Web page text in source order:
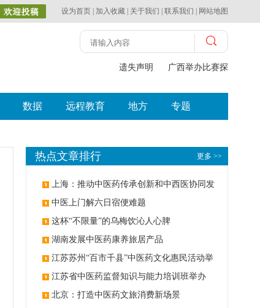
设为首页 加入收藏 关于我们 联系我们 网站地图
遗失声明 广西举办比赛探索中（
数据 远程教育 地方 专题
更多 >>
热点文章排行
上海：推动中医药传承创新和中西医协同发
展 中医上门解六日宿便难题
这杯“不限量”的乌梅饮沁人心脾
湖南发展中医药康养旅居产品
江苏苏州“百市千县”中医药文化惠民活动举
办 江苏省中医药监督知识与能力培训班举办
北京：打造中医药文旅消费新场景